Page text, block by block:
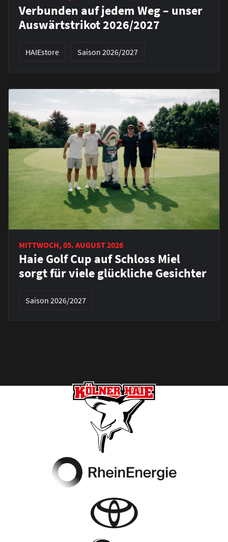
Verbunden auf jedem Weg – unser
Auswärtstrikot 2026/2027
HAIEstore Saison 2026/2027
MITTWOCH, 05. AUGUST 2026
Haie Golf Cup auf Schloss Miel
sorgt für viele glückliche Gesichter
Saison 2026/2027